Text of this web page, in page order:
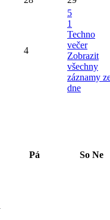
4
5
1
Techno
večer
Zobrazit
všechny
záznamy
dne
Pá So Ne